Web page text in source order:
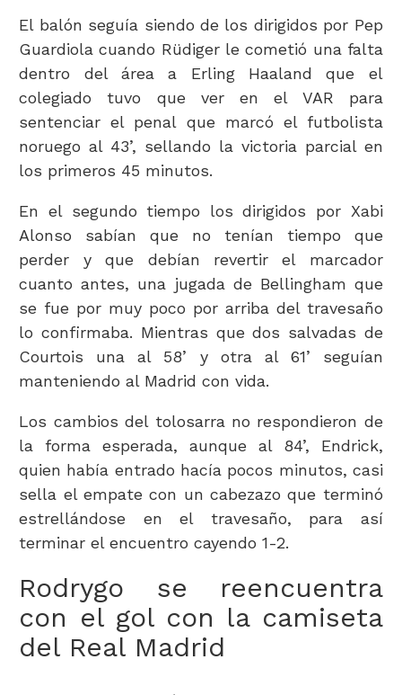
El balón seguía siendo de los dirigidos por Pep
Guardiola cuando Rüdiger le cometió una falta
dentro del área a Erling Haaland que el
colegiado tuvo que ver en el VAR para
sentenciar el penal que marcó el futbolista
noruego al 43’, sellando la victoria parcial en
los primeros 45 minutos.
En el segundo tiempo los dirigidos por Xabi
Alonso sabían que no tenían tiempo que
perder y que debían revertir el marcador
cuanto antes, una jugada de Bellingham que
se fue por muy poco por arriba del travesaño
lo confirmaba. Mientras que dos salvadas de
Courtois una al 58’ y otra al 61’ seguían
manteniendo al Madrid con vida.
Los cambios del tolosarra no respondieron de
la forma esperada, aunque al 84’, Endrick,
quien había entrado hacía pocos minutos, casi
sella el empate con un cabezazo que terminó
estrellándose en el travesaño, para así
terminar el encuentro cayendo 1-2.
Rodrygo se reencuentra
con el gol con la camiseta
del Real Madrid